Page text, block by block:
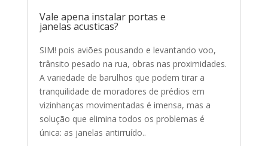
Vale apena instalar portas e
janelas acusticas?
SIM! pois aviões pousando e levantando voo,
trânsito pesado na rua, obras nas proximidades.
A variedade de barulhos que podem tirar a
tranquilidade de moradores de prédios em
vizinhanças movimentadas é imensa, mas a
solução que elimina todos os problemas é
única: as janelas antirruído..